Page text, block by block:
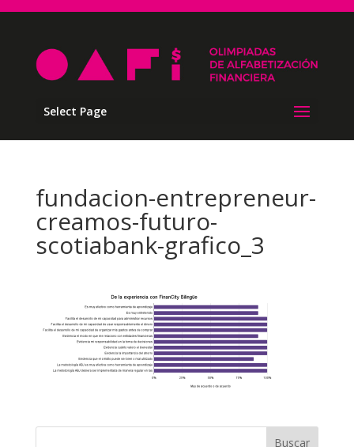
Select Page
fundacion-entrepreneur-
creamos-futuro-
scotiabank-grafico_3